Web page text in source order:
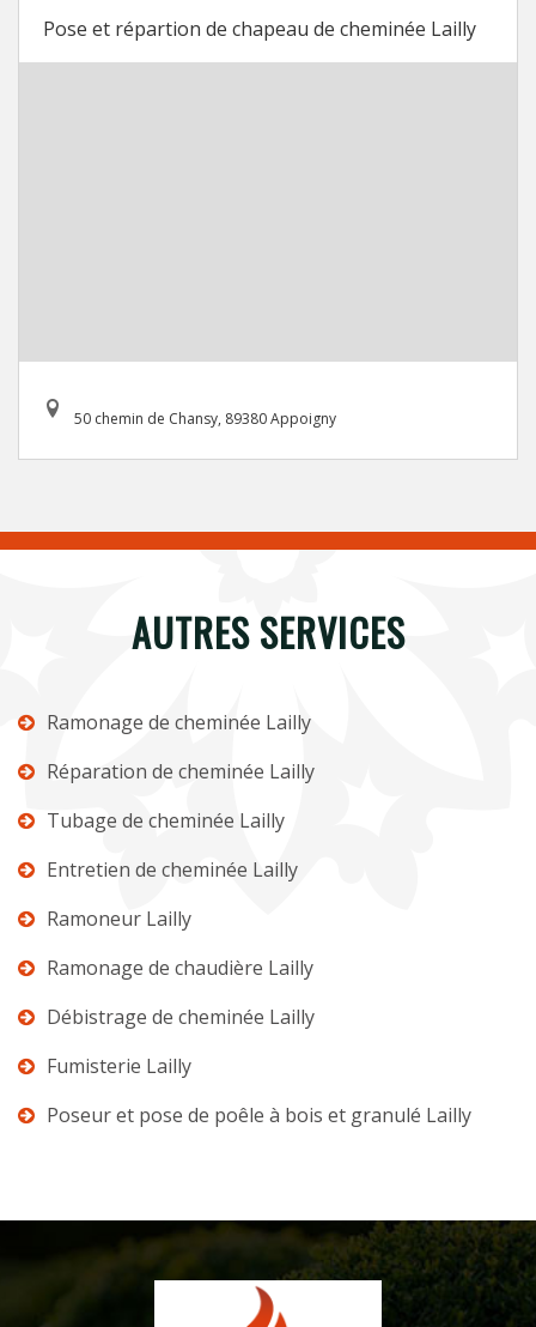
Pose et répartion de chapeau de cheminée Lailly
50 chemin de Chansy, 89380 Appoigny
AUTRES SERVICES
Ramonage de cheminée Lailly
Réparation de cheminée Lailly
Tubage de cheminée Lailly
Entretien de cheminée Lailly
Ramoneur Lailly
Ramonage de chaudière Lailly
Débistrage de cheminée Lailly
Fumisterie Lailly
Poseur et pose de poêle à bois et granulé Lailly